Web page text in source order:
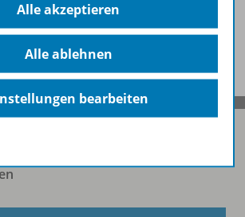
Alle akzeptieren
Alle ablehnen
bearbeiten